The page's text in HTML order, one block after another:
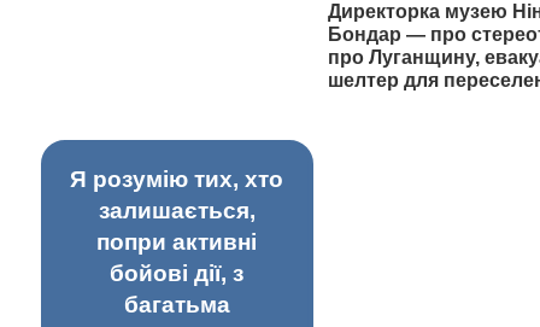
Директорка музею
Бондар — про
про Луганщину,
шелтер для
Я розумію тих, хто
залишається,
попри активні
бойові дії, з
багатьма